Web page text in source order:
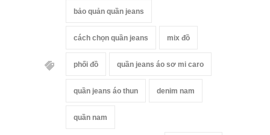
bảo quản quần jeans
cách chọn quần jeans mix đồ
phối đồ quần jeans áo sơ mi caro
quần jeans áo thun denim nam
quần nam